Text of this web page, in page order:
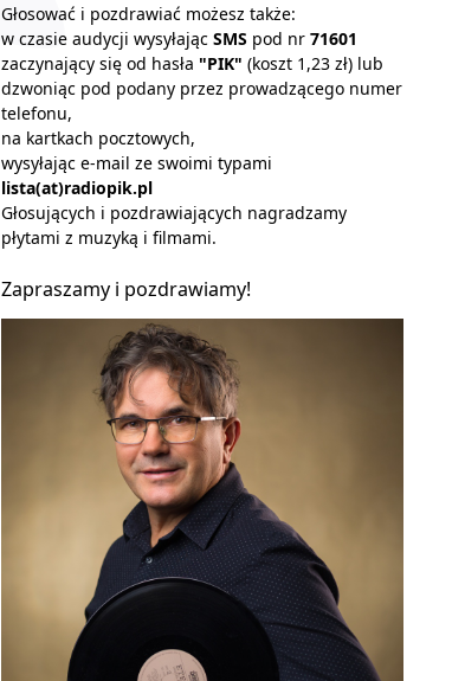
Głosować i pozdrawiać możesz także:
w czasie audycji wysyłając SMS pod nr 71601
zaczynający się od hasła "PIK" (koszt 1,23 zł) lub
dzwoniąc pod podany przez prowadzącego numer
telefonu,
na kartkach pocztowych,
wysyłając e-mail ze swoimi typami
lista(at)radiopik.pl
Głosujących i pozdrawiających nagradzamy
płytami z muzyką i filmami.
Zapraszamy i pozdrawiamy!